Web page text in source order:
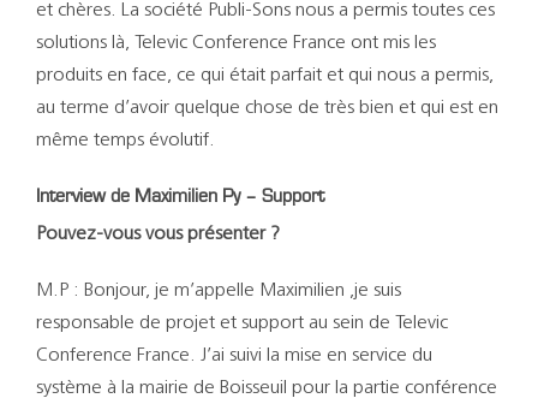
et chères. La société Publi-Sons nous a permis toutes ces
solutions là, Televic Conference France ont mis les
produits en face, ce qui était parfait et qui nous a permis,
au terme d’avoir quelque chose de très bien et qui est en
même temps évolutif.
Interview de Maximilien Py – Support
Pouvez-vous vous présenter ?
M.P : Bonjour, je m’appelle Maximilien ,je suis
responsable de projet et support au sein de Televic
Conference France. J’ai suivi la mise en service du
système à la mairie de Boisseuil pour la partie conférence